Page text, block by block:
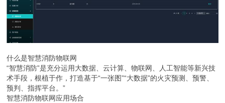
什么是智慧消防物联网
“智慧消防”是充分运用大数据、云计算、物联网、人工智能等新兴技
术手段，根植于作，打造基于“一张图”“大数据”的火灾预测、预警、
预判、指挥平台。”
智慧消防物联网应用场合